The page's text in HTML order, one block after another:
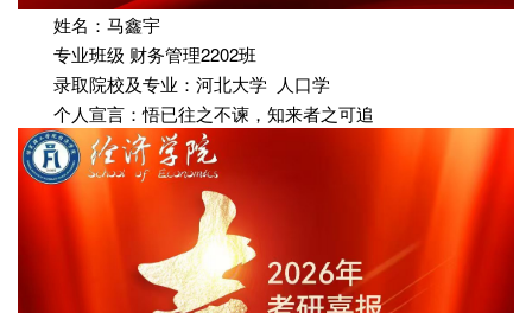
姓名：马鑫宇
专业班级 财务管理2202班
录取院校及专业：河北大学 人口学
个人宣言：悟已往之不谏，知来者之可追